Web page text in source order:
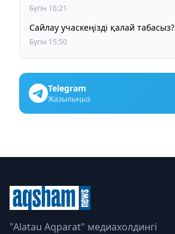
Бүгін 16:21
Сайлау учаскеңізді қалай табасыз?
Бүгін 15:50
Telegram
Жазылыңыз
"Alatau Aqparat" медиахолдингі